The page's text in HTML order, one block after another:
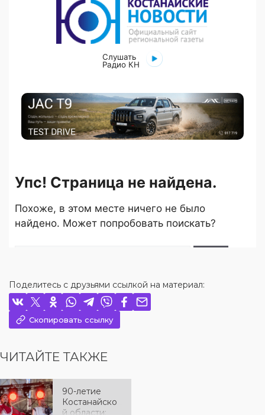
Поделитесь с друзьями ссылкой на материал:
Скопировать ссылку
ЧИТАЙТЕ ТАКЖЕ
90-летие
Костанайско
й области: